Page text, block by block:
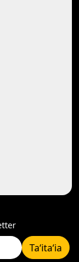
Taʻitaʻia